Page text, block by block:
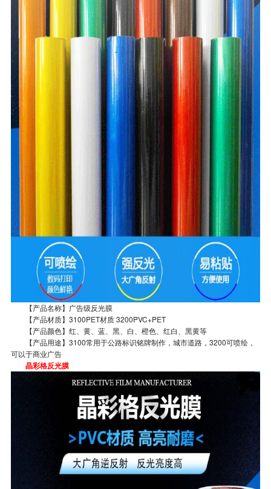
【产品名称】广告级反光膜
【产品材质】3100PET材质 3200PVC+PET
【产品颜色】红、黄、蓝、黑、白、橙色、红白、黑黄等
【产品用途】3100常用于公路标识铭牌制作，城市道路，3200可喷绘，
可以于商业广告
晶彩格反光膜